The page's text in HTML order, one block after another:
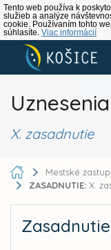
Tento web používa k
služieb a analýze
cookie. Používaním tohto
súhlasíte. Viac informácií
X. zasadnutie
Mestské
ZASADNUTIE: X.
Zasadnutie